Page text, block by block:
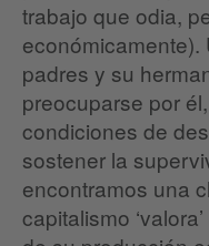
trabajo que odia,
padres y su
preocuparse por
condiciones de
sostener la
encontramos una
capitalismo